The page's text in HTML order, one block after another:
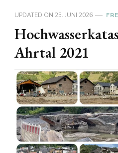
UPDATED ON 25. JUNI 2026
Ahrtal 2021